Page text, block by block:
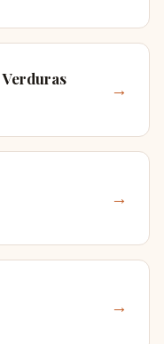
→
→
→